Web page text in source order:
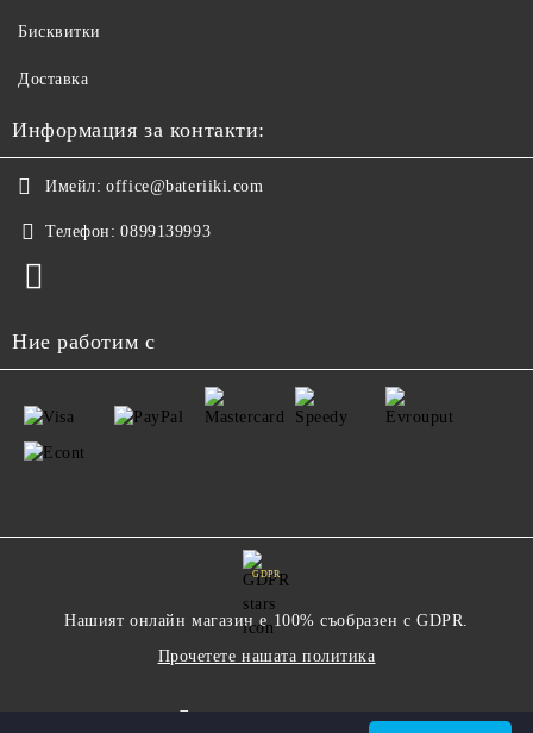
Бисквитки
Доставка
Информация за контакти:
Имейл: office@bateriiki.com
Телефон: 0899139993
Ние работим с
GDPR
Нашият онлайн магазин е 100% съобразен с GDPR.
Прочетете нашата политика